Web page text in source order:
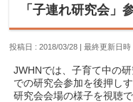
「子連れ研究会」
投稿日 : 2018/03/28 最終更新日時
JWHNでは、子育て中の
での研究会参加を後押し
研究会会場の様子を視聴